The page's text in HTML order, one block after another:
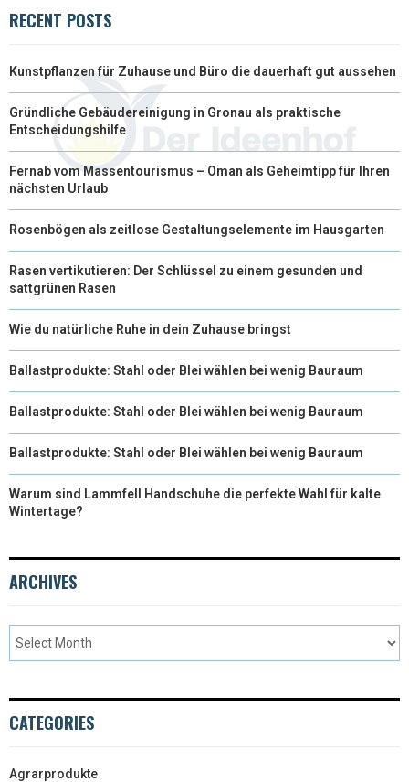
RECENT POSTS
Kunstpflanzen für Zuhause und Büro die dauerhaft gut aussehen
Gründliche Gebäudereinigung in Gronau als praktische
Entscheidungshilfe
Fernab vom Massentourismus – Oman als Geheimtipp für Ihren
nächsten Urlaub
Rosenbögen als zeitlose Gestaltungselemente im Hausgarten
Rasen vertikutieren: Der Schlüssel zu einem gesunden und
sattgrünen Rasen
Wie du natürliche Ruhe in dein Zuhause bringst
Ballastprodukte: Stahl oder Blei wählen bei wenig Bauraum
Ballastprodukte: Stahl oder Blei wählen bei wenig Bauraum
Ballastprodukte: Stahl oder Blei wählen bei wenig Bauraum
Warum sind Lammfell Handschuhe die perfekte Wahl für kalte
Wintertage?
ARCHIVES
CATEGORIES
Agrarprodukte